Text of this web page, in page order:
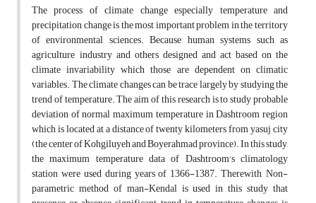
The process of climate change especially temperature and
precipitation change is the most important problem in the territory
of environmental sciences. Because human systems such as
agriculture, industry and others designed and act based on the
climate invariability which those are dependent on climatic
variables. The climate changes can be trace largely by studying the
trend of temperature. The aim of this research is to study probable
deviation of normal maximum temperature in Dashtroom region
which is located at a distance of twenty kilometers from yasuj city
(the center of Kohgiluyeh and Boyerahmad province). In this study,
the maximum temperature data of Dashtroom's climatology
station were used during years of 1366-1387. Therewith, Non-
parametric method of man-Kendal is used in this study that